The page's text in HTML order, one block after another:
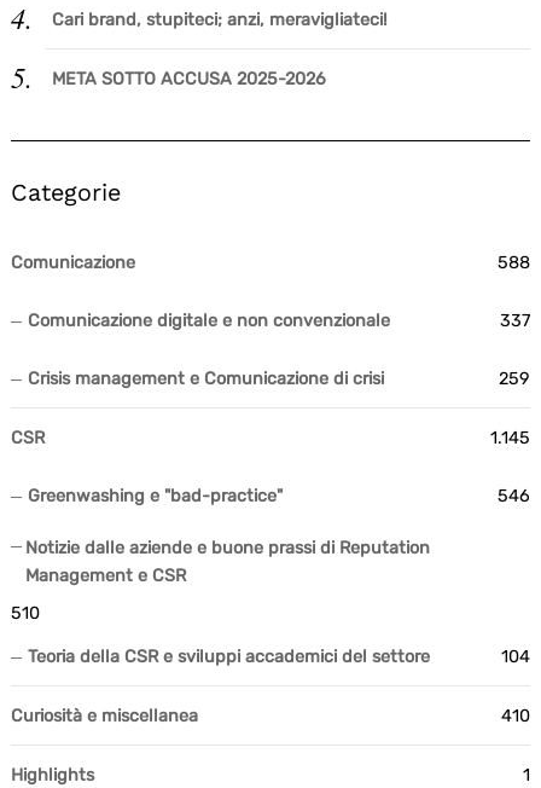
Cari brand, stupiteci; anzi, meravigliateci!
META SOTTO ACCUSA 2025-2026
Categorie
Comunicazione 588
Comunicazione digitale e non convenzionale 337
Crisis management e Comunicazione di crisi 259
CSR 1.145
Greenwashing e "bad-practice" 546
Notizie dalle aziende e buone prassi di Reputation
Management e CSR
510
Teoria della CSR e sviluppi accademici del settore 104
Curiosità e miscellanea 410
Highlights 1